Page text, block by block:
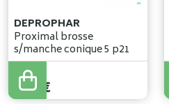
DEPROPHAR
Proximal brosse
s/manche conique 5 p21
4,68 €